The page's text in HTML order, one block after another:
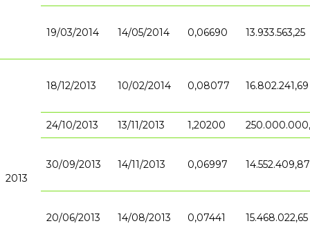
19/03/2014 14/05/2014 0,06690 13.933.563,25
2013
18/12/2013 10/02/2014 0,08077 16.802.241,69
24/10/2013 13/11/2013 1,20200
30/09/2013 14/11/2013 0,06997 14.552.409,87
20/06/2013 14/08/2013 0,07441 15.468.022,65